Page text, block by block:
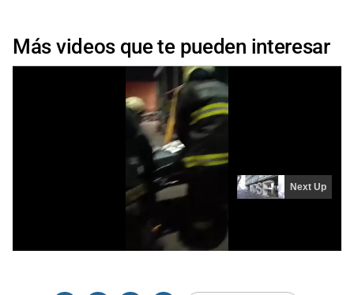
Más videos que te pueden interesar